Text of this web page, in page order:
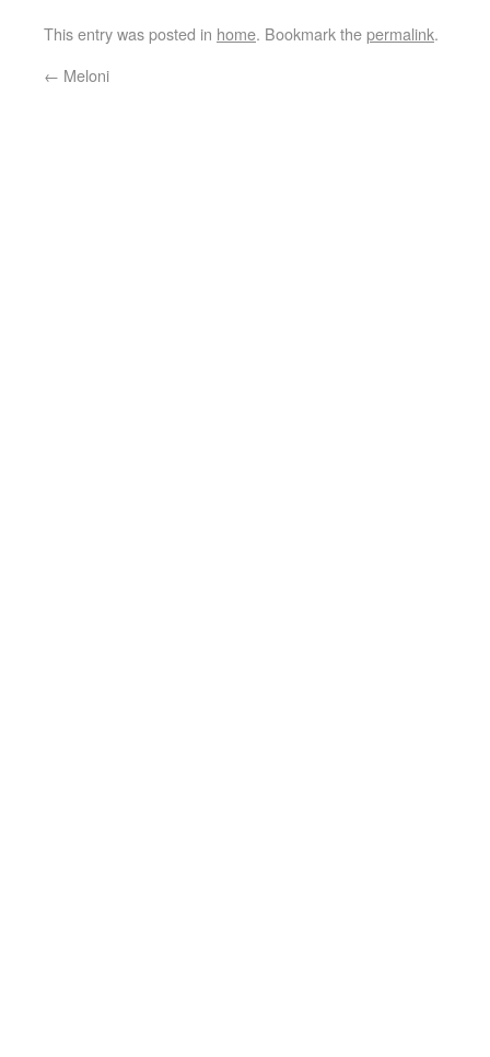
This entry was posted in home. Bookmark thepermalink.
← Meloni